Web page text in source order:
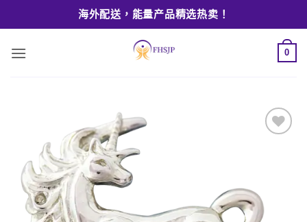
海外配送，能量产品精选热卖！
0